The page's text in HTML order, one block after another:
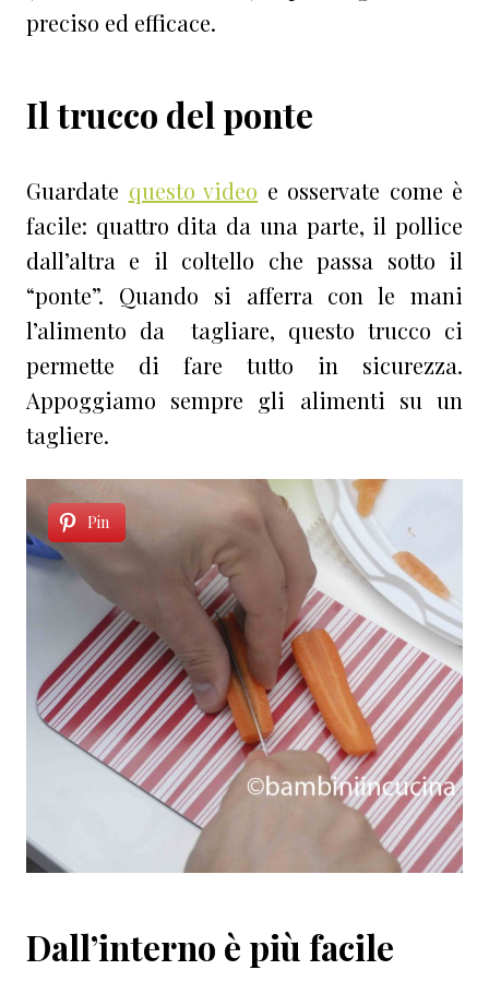
preciso ed efficace.
Il trucco del ponte
Guardate questo video e osservate come è
facile: quattro dita da una parte, il pollice
dall’altra e il coltello che passa sotto il
“ponte”. Quando si afferra con le mani
l’alimento da tagliare, questo trucco ci
permette di fare tutto in sicurezza.
Appoggiamo sempre gli alimenti su un
tagliere.
Pin
Dall’interno è più facile